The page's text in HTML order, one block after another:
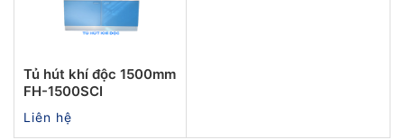
Tủ hút khí độc 1500mm
FH-1500SCI
Liên hệ